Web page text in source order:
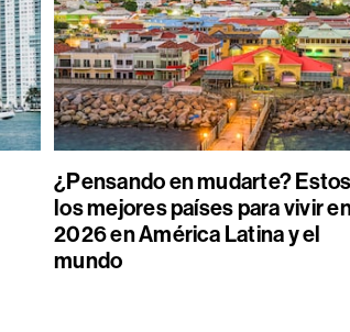
¿Pensando en mudarte?
los mejores países para vivir
2026 en América Latina y el
mundo